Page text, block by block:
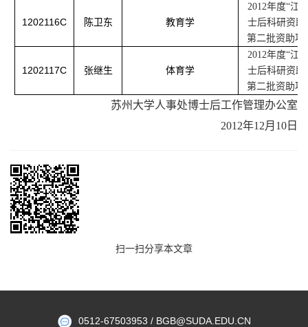
1202116C 陈卫东 教育学
2012年度“江
士后科研资助
第二批资助项
1202117C 张继生 体育学
2012年度“江
士后科研资助
第二批资助项
苏州大学人事处博士后工作管理办公室
2012年12月 10 日
扫一扫分享本文章
0512-67503953 / BGB@SUDA.EDU.CN